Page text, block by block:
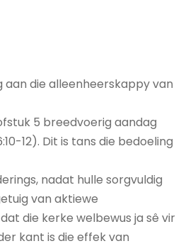
die alleenheerskappy van
5 breedvoerig aandag
12). Dit is tans die bedoeling
nadat hulle sorgvuldig
van aktiewe
die kerke welbewus ja sê vir
kant is die effek van